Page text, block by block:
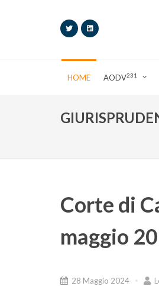
HOME AODV231
Corte di
maggio
28 Maggio 2024